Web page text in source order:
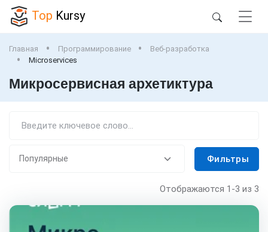
Top Kursy
Главная Программирование
Веб-разработка
Microservices
Микросервисная архетиктура
Фильтры
Отображаются 1-3 из 3